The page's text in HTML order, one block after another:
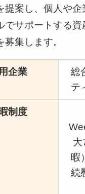
提案し、個人や
でサポートする資
募集します。
企業
総
テ
制度
大
暇
続